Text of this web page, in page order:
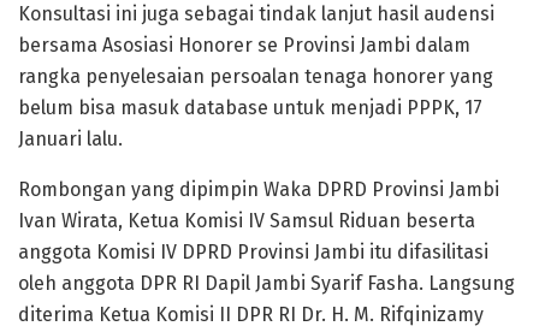
Konsultasi ini juga sebagai tindak lanjut hasil audensi
bersama Asosiasi Honorer se Provinsi Jambi dalam
rangka penyelesaian persoalan tenaga honorer yang
belum bisa masuk database untuk menjadi PPPK, 17
Januari lalu.
Rombongan yang dipimpin Waka DPRD Provinsi Jambi
Ivan Wirata, Ketua Komisi IV Samsul Riduan beserta
anggota Komisi IV DPRD Provinsi Jambi itu difasilitasi
oleh anggota DPR RI Dapil Jambi Syarif Fasha. Langsung
diterima Ketua Komisi II DPR RI Dr. H. M. Rifqinizamy